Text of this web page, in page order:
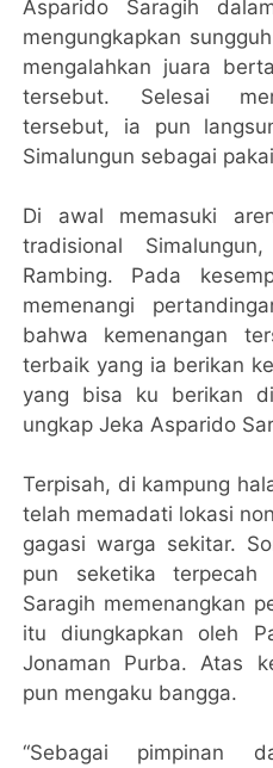
Asparido Saragih
mengungkapkan
mengalahkan juara
tersebut. Selesai
tersebut, ia pun
Simalungun sebagai
Di awal memasuki
tradisional
Rambing. Pada
memenangi
bahwa kemenangan
terbaik yang ia berikan
yang bisa ku berikan
ungkap Jeka Asparido
Terpisah, di kampung
telah memadati lokasi
gagasi warga sekitar.
pun seketika terpecah
Saragih memenangkan
itu diungkapkan oleh
Jonaman Purba. Atas
pun mengaku bangga.
“Sebagai pimpinan